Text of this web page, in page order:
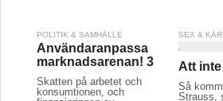
POLITIK & SAMHÄLLE
Användaranpassa
marknadsarenan! 3
Skatten på arbetet och
konsumtionen, och
SEX &
Att inte
Så
Strauss,